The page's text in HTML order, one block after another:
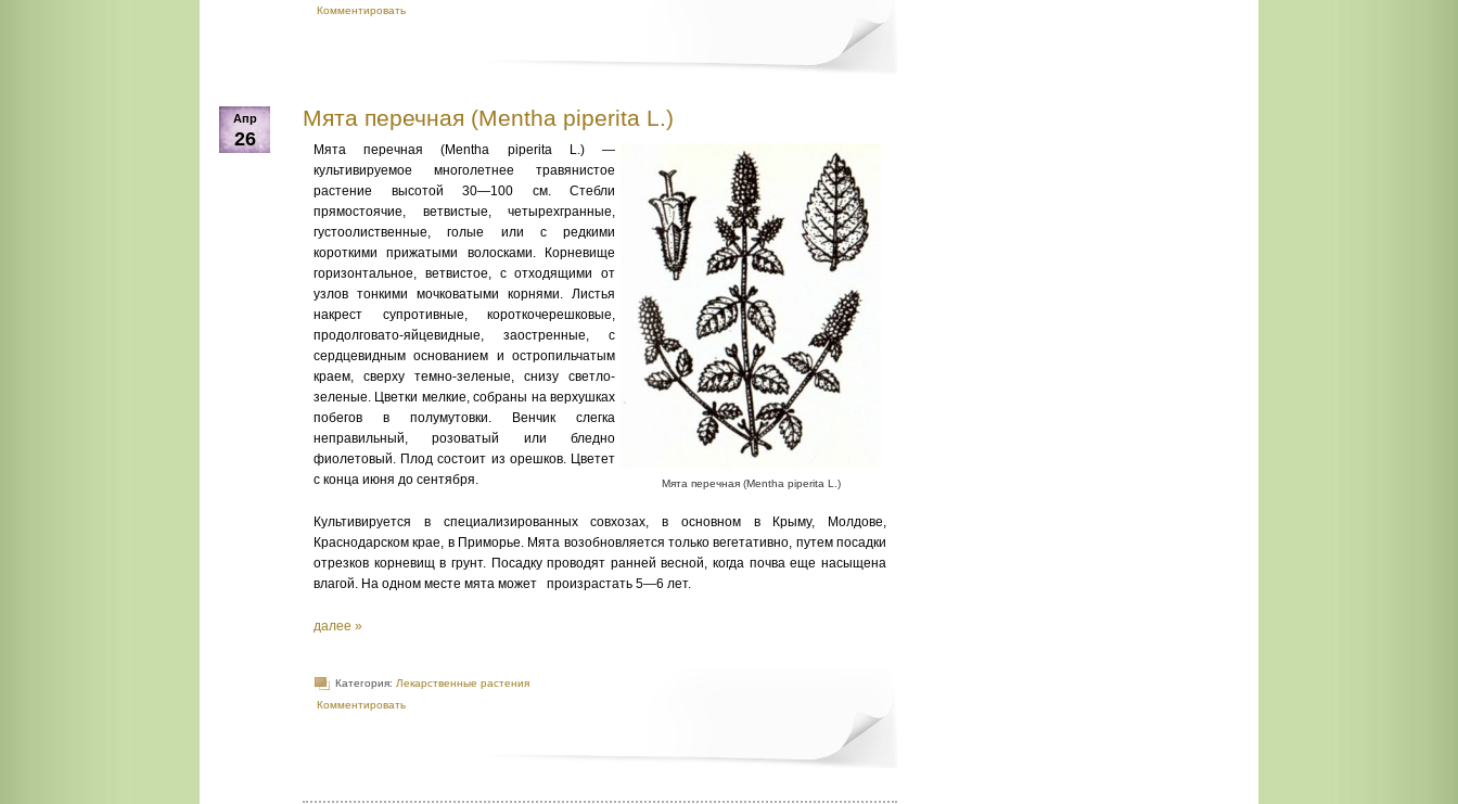
Комментировать
Апр
26
Мята перечная (Mentha piperita L.)
Мята перечная (Mentha piperita L.)
Мята перечная (Mentha piperita L.) —
культивируемое многолетнее травя­нистое
растение высотой 30—100 см. Стебли
прямостоячие, ветвистые, четы­рехгранные,
густоолиственные, голые или с редкими
короткими прижатыми волосками. Корневище
горизонтальное, ветвистое, с отходящими от
узлов тонкими мочковатыми корнями. Листья
накрест супротивные, короткочерешковые,
продолговато-яйцевидные, заост­ренные, с
сердцевидным основанием и остропильчатым
краем, сверху темно-зеленые, снизу светло-
зеленые. Цветки мелкие, собраны на верхушках
побе­гов в полумутовки. Венчик слегка
неправильный, розоватый или бледно
фиолетовый. Плод состоит из орешков. Цветет
с конца июня до сентября.
Культивируется в специализиро­ванных совхозах, в основном в Крыму, Молдове,
Краснодарском крае, в Приморье. Мята возобновляется толь­ко вегетативно, путем посадки
отрез­ков корневищ в грунт. Посадку прово­дят ранней весной, когда почва еще насыщена
влагой. На одном месте мята может произрастать 5—6 лет.
далее »
Категория: Лекарственные растения
Комментировать